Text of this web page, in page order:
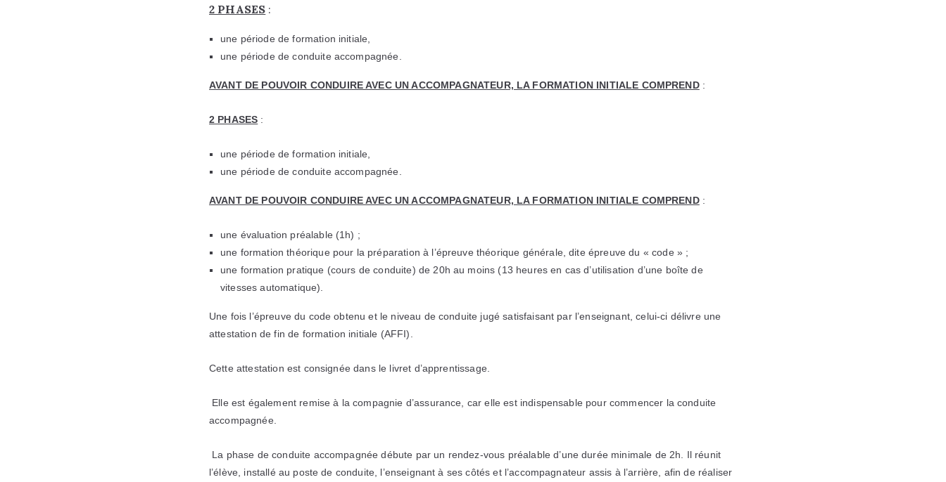
2 PHASES :
une période de formation initiale,
une période de conduite accompagnée.
AVANT DE POUVOIR CONDUIRE AVEC UN ACCOMPAGNATEUR, LA FORMATION INITIALE COMPREND:
2 PHASES :
une période de formation initiale,
une période de conduite accompagnée.
AVANT DE POUVOIR CONDUIRE AVEC UN ACCOMPAGNATEUR, LA FORMATION INITIALE COMPREND:
une évaluation préalable (1h) ;
une formation théorique pour la préparation à l’épreuve théorique générale, dite épreuve du « code » ;
une formation pratique (cours de conduite) de 20h au moins (13 heures en cas d’utilisation d’une boîte de
vitesses automatique).
Une fois l’épreuve du code obtenu et le niveau de conduite jugé satisfaisant par l’enseignant, celui-ci délivre une
attestation de fin de formation initiale (AFFI).
Cette attestation est consignée dans le livret d’apprentissage.
Elle est également remise à la compagnie d’assurance, car elle est indispensable pour commencer la conduite
accompagnée.
La phase de conduite accompagnée débute par un rendez-vous préalable d’une durée minimale de 2h. Il réunit
l’élève, installé au poste de conduite, l’enseignant à ses côtés et l’accompagnateur assis à l’arrière, afin de réaliser